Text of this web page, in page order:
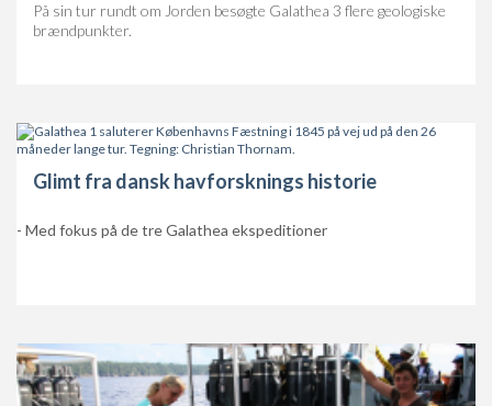
På sin tur rundt om Jorden besøgte Galathea 3 flere geologiske
brændpunkter.
Glimt fra dansk havforsknings historie
- Med fokus på de tre Galathea ekspeditioner